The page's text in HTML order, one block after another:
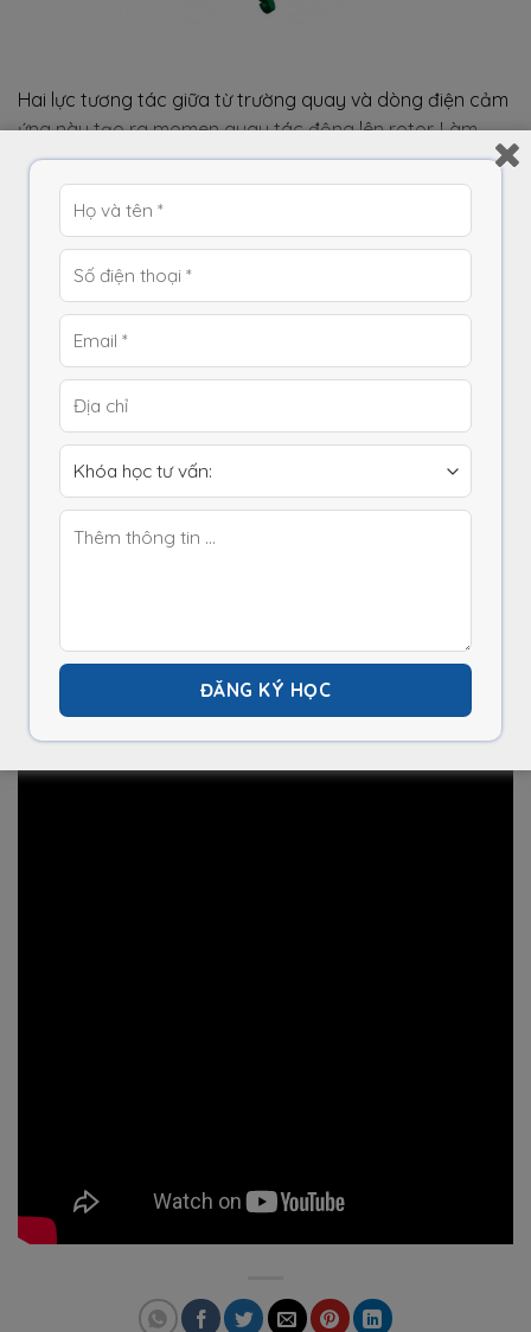
Hai lực tương tác giữa từ trường quay và dòng điện cảm
ứng này tạo ra momen quay tác động lên rotor. Làm
rotor quay theo chiều của từ trường với tốc độ gần
bằng tốc độ của từ trường quay.
Video dưới đây giải thích rõ nguyên lý hoạt động của
động cơ không đồng bộ 3 pha
TRUNG TÂM ĐÀO TẠO PLC ATVN
Chuyên:Đào tạo lập trình PLC, thiết kế tủ điện,
autocad, Robot
Hotline: 032.868.3266 (zalo)– 0965.682.689 (zalo)
Địa chỉ:105 Lai Xá, Kim Chung, Hoài Đức, Hà Nội